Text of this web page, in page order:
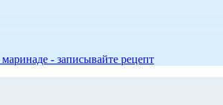
- записывайте рецепт